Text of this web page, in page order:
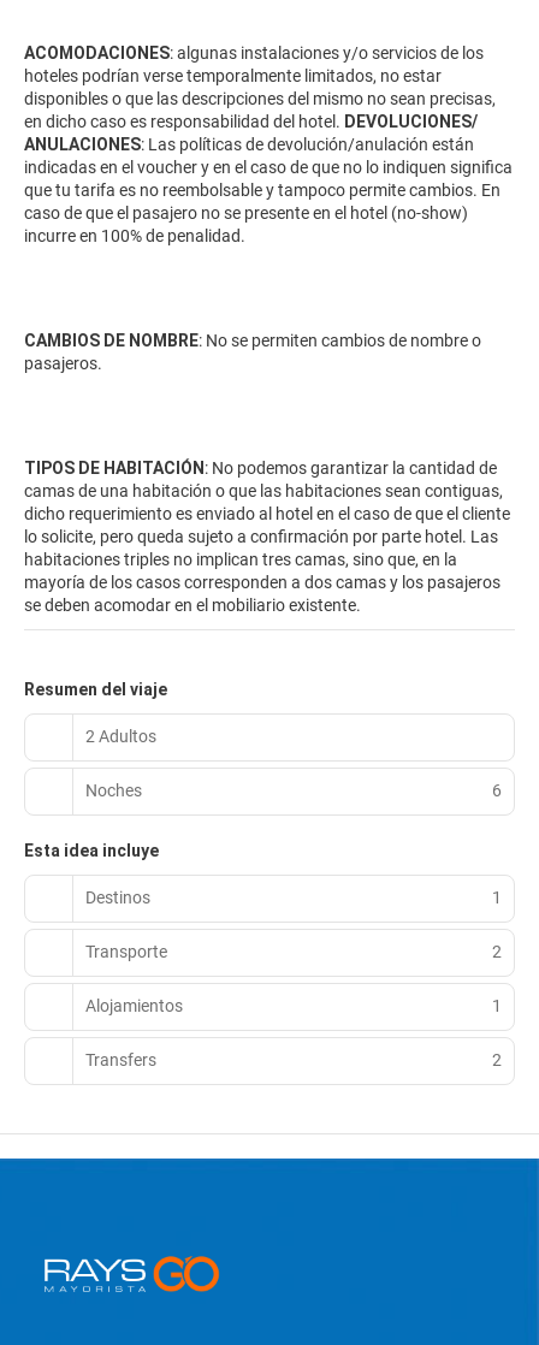
ACOMODACIONES: algunas instalaciones y/o servicios de los
hoteles podrían verse temporalmente limitados, no estar
disponibles o que las descripciones del mismo no sean precisas,
en dicho caso es responsabilidad del hotel. DEVOLUCIONES/
ANULACIONES: Las políticas de devolución/anulación están
indicadas en el voucher y en el caso de que no lo indiquen significa
que tu tarifa es no reembolsable y tampoco permite cambios. En
caso de que el pasajero no se presente en el hotel (no-show)
incurre en 100% de penalidad.
CAMBIOS DE NOMBRE: No se permiten cambios de nombre o
pasajeros.
TIPOS DE HABITACIÓN : No podemos garantizar la cantidad de
camas de una habitación o que las habitaciones sean contiguas,
dicho requerimiento es enviado al hotel en el caso de que el cliente
lo solicite, pero queda sujeto a confirmación por parte hotel. Las
habitaciones triples no implican tres camas, sino que, en la
mayoría de los casos corresponden a dos camas y los pasajeros
se deben acomodar en el mobiliario existente.
Resumen del viaje
2 Adultos
Noches 6
Esta idea incluye
Destinos 1
Transporte 2
Alojamientos 1
Transfers 2